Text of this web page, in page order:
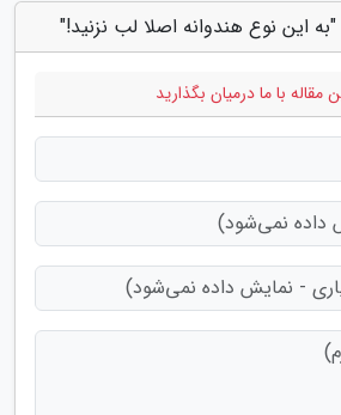
این نوع هندوانه اصلا لب نزنید!"
مقاله با ما درمیان بگذارید